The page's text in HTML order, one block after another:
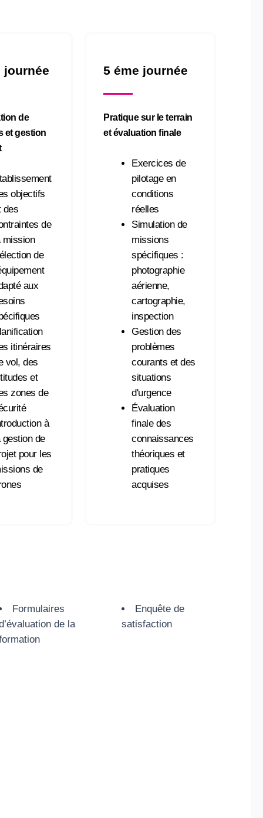
journée
de
et gestion
objectifs
des
de
mission
de
aux
itinéraires
vol, des
et
zones de
à
gestion de
pour les
de
5 éme journée
Pratique sur le terrain
et évaluation finale
Exercices de
pilotage en
conditions
réelles
Simulation de
missions
spécifiques :
photographie
aérienne,
cartographie,
inspection
Gestion des
problèmes
courants et des
situations
d'urgence
Évaluation
finale des
connaissances
théoriques et
pratiques
acquises
Formulaires
de la
Enquête de
satisfaction